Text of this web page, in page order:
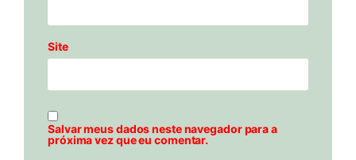
Site
Salvar meus dados neste navegador para a
próxima vez que eu comentar.